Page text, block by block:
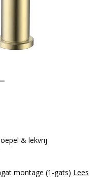
& lekvrij
montage (1-gats) Lees